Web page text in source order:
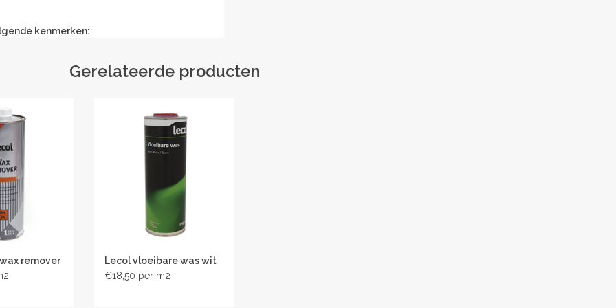
kenmerken:
en zet de vloer gelijkertijd in de was, is
die bestand zijn tegen oplosmiddelen zoals
Gerelateerde producten
remover
Lecol vloeibare was wit
€18,50